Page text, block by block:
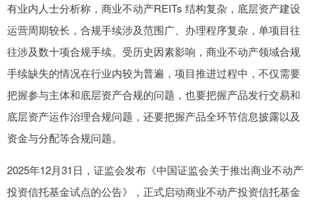
有业内人士分析称，商业不动产REITs 结构复杂，底层资产建设
运营周期较长，合规手续涉及范围广、办理程序复杂，单项目往
往涉及数十项合规手续。受历史因素影响，商业不动产领域合规
手续缺失的情况在行业内较为普遍，项目推进过程中，不仅需要
把握参与主体和底层资产合规的问题，也要把握产品发行交易和
底层资产运作治理合规问题，还要把握产品全环节信息披露以及
资金与分配等合规问题。
2025年12月31日，证监会发布《中国证监会关于推出商业不动产
投资信托基金试点的公告》，正式启动商业不动产投资信托基金